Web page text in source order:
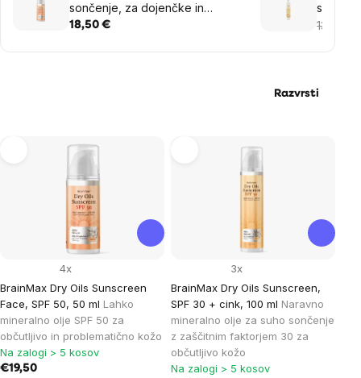
sončenje, za dojenčke in
družino, SPF 50, 50 ml
18,50 €
250 ml
13,02 €
Razvrsti
products
BrainMax Dry Oils Sunscreen
Face, SPF 50, 50 ml Lahko
mineralno olje SPF 50 za
občutljivo in problematično kožo
4x
Na zalogi > 5 kosov
€19,50
BrainMax Dry Oils Sunscreen,
SPF 30 + cink, 100 ml Naravno
mineralno olje za suho sončenje
z zaščitnim faktorjem 30 za
občutljivo kožo
3x
Na zalogi > 5 kosov